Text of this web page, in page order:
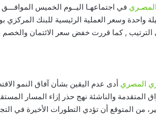
المصري أدى عدم اليقين بشأن آفاق النمو
والناشئة نهج حذر إزاء المسار
من المتوقع أن تؤدي التطورات الأخيرة في